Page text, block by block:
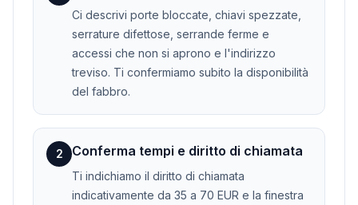
Ci descrivi porte bloccate, chiavi spezzate,
serrature difettose, serrande ferme e
accessi che non si aprono e l'indirizzo
treviso. Ti confermiamo subito la disponibilità
del fabbro.
2 Conferma tempi e diritto di chiamata
Ti indichiamo il diritto di chiamata
indicativamente da 35 a 70 EUR e la finestra